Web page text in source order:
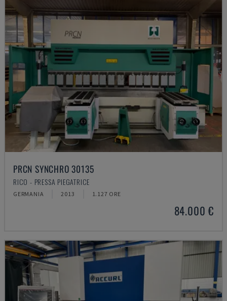
PRCN SYNCHRO 30135
RICO - PRESSA PIEGATRICE
GERMANIA 2013 1.127 ORE
84.000 €